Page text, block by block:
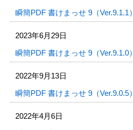
瞬簡PDF 書けまっせ 9（Ver.9.1.1）
2023年6月29日
瞬簡PDF 書けまっせ 9（Ver.9.1.0）
2022年9月13日
瞬簡PDF 書けまっせ 9（Ver.9.0.5）
2022年4月6日